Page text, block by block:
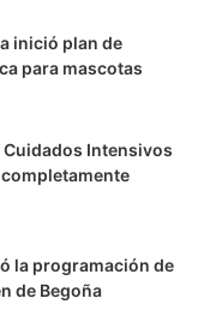
inició plan de
para mascotas
Cuidados Intensivos
la programación de
de Begoña